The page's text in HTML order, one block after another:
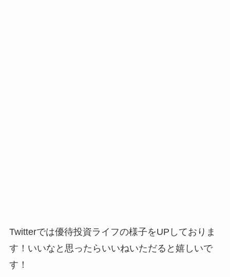
Twitterでは優待投資ライフの様子をUPしておりま
す！いいなと思ったらいいねいただると嬉しいで
す！